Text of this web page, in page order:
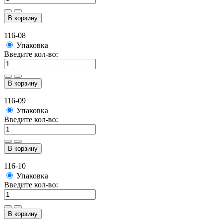
В корзину
116-08
Упаковка
Введите кол-во:
В корзину
116-09
Упаковка
Введите кол-во:
В корзину
116-10
Упаковка
Введите кол-во:
В корзину